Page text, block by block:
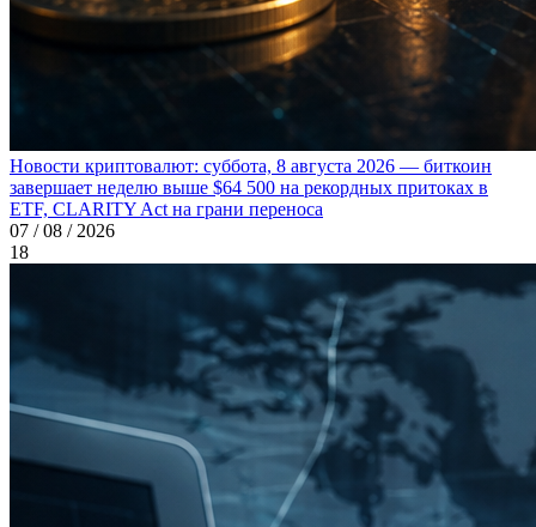
Новости криптовалют: суббота, 8 августа 2026 — биткоин
завершает неделю выше $64 500 на рекордных притоках в
ETF, CLARITY Act на грани переноса
07 / 08 / 2026
18